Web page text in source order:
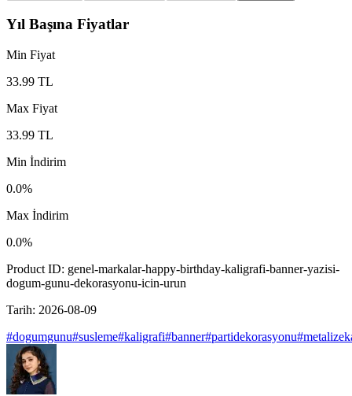
Yıl Başına Fiyatlar
Min Fiyat
33.99 TL
Max Fiyat
33.99 TL
Min İndirim
0.0%
Max İndirim
0.0%
Product ID: genel-markalar-happy-birthday-kaligrafi-banner-yazisi-
dogum-gunu-dekorasyonu-icin-urun
Tarih: 2026-08-09
#dogumgunu#susleme#kaligrafi#banner#partidekorasyonu#